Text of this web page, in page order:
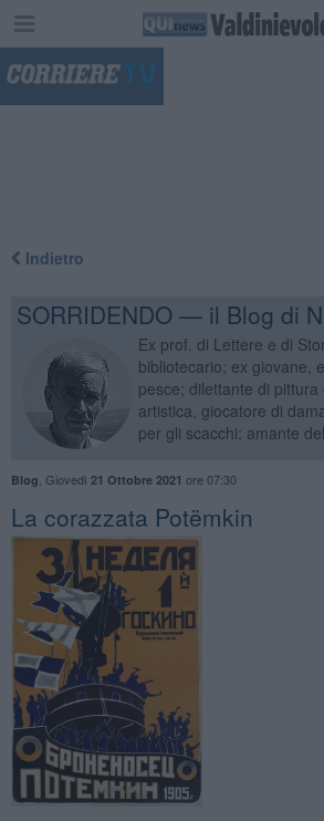
Indietro
SORRIDENDO — il Blog di
Ex prof. di Lettere e di
bibliotecario; ex giovane,
pesce; dilettante di
artistica, giocatore di
per gli scacchi; amante
Blog Giovedì 21 Ottobre 2021 ore 07:30
La corazzata Potëmkin